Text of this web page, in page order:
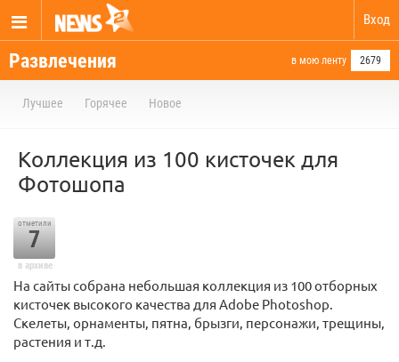
Вход
Развлечения в мою ленту 2679
Лучшее Горячее Новое
Коллекция из 100 кисточек для
Фотошопа
отметили
7
в архиве
На сайты собрана небольшая коллекция из 100 отборных
кисточек высокого качества для Adobe Photoshop.
Скелеты, орнаменты, пятна, брызги, персонажи, трещины,
растения и т.д.